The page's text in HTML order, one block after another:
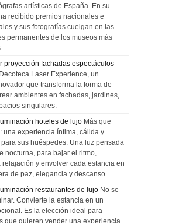
artísticas de España. En su
recibido premios nacionales e
y sus fotografías cuelgan en las
permanentes de los museos más
proyección fachadas espectáculos
Laser Experience, un
que transforma la forma de
ambientes en fachadas, jardines,
singulares.
hoteles de lujo Más que
una experiencia íntima, cálida y
sus huéspedes. Una luz pensada
nocturna, para bajar el ritmo,
relajación y envolver cada estancia en
de paz, elegancia y descanso.
restaurantes de lujo No se
Convierte la estancia en un
Es la elección ideal para
que quieren vender una experiencia